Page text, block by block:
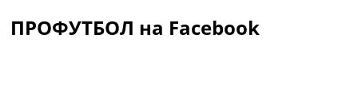
ПРОФУТБОЛ на Facebook